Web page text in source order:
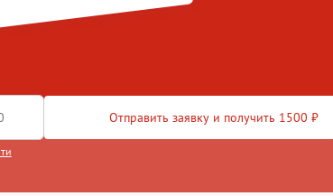
Отправить заявку и получить 1500 ₽